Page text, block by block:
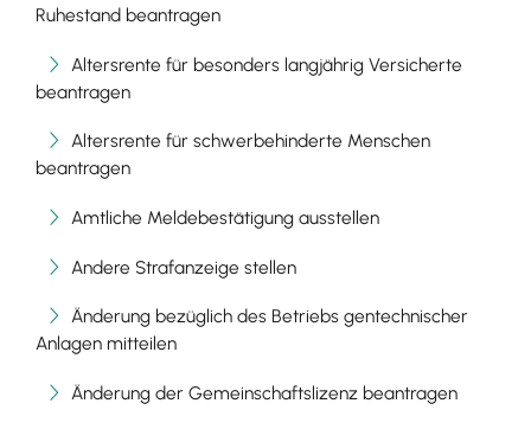
Ruhestand beantragen
Altersrente für besonders langjährig Versicherte
beantragen
Altersrente für schwerbehinderte Menschen
beantragen
Amtliche Meldebestätigung ausstellen
Andere Strafanzeige stellen
Änderung bezüglich des Betriebs gentechnischer
Anlagen mitteilen
Änderung der Gemeinschaftslizenz beantragen